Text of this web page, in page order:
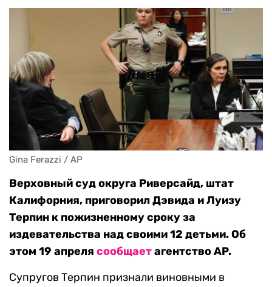
Gina Ferazzi / AP
Верховный суд округа Риверсайд, штат
Калифорния, приговорил Дэвида и Луизу
Терпин к пожизненному сроку за
издевательства над своими 12 детьми. Об
этом 19 апреля сообщаетагентство AP.
Супругов Терпин признали виновными в